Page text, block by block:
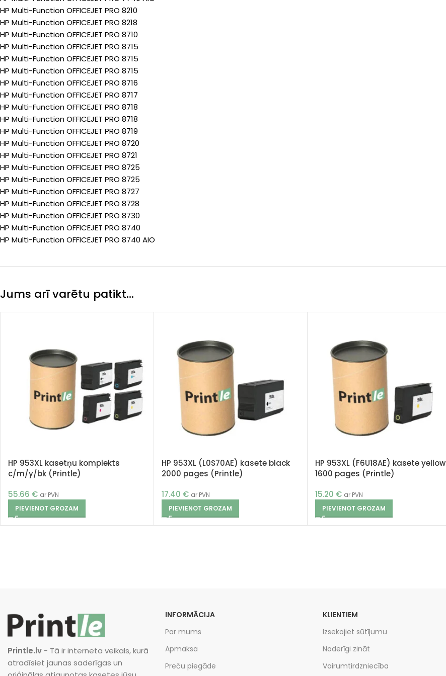
HP Multi-Function OFFICEJET PRO 8210
HP Multi-Function OFFICEJET PRO 8218
HP Multi-Function OFFICEJET PRO 8710
HP Multi-Function OFFICEJET PRO 8715
HP Multi-Function OFFICEJET PRO 8715
HP Multi-Function OFFICEJET PRO 8715
HP Multi-Function OFFICEJET PRO 8716
HP Multi-Function OFFICEJET PRO 8717
HP Multi-Function OFFICEJET PRO 8718
HP Multi-Function OFFICEJET PRO 8718
HP Multi-Function OFFICEJET PRO 8719
HP Multi-Function OFFICEJET PRO 8720
HP Multi-Function OFFICEJET PRO 8721
HP Multi-Function OFFICEJET PRO 8725
HP Multi-Function OFFICEJET PRO 8725
HP Multi-Function OFFICEJET PRO 8727
HP Multi-Function OFFICEJET PRO 8728
HP Multi-Function OFFICEJET PRO 8730
HP Multi-Function OFFICEJET PRO 8740
HP Multi-Function OFFICEJET PRO 8740 AIO
Jums arī varētu patikt…
HP 953XL kasetņu komplekts
c/m/y/bk (Printle)
55.66 € ar PVN
PIEVIENOT GROZAM
HP 953XL (L0S70AE) kasete black
2000 pages (Printle)
17.40 € ar PVN
PIEVIENOT GROZAM
HP 953XL (F6U18AE) kasete yellow
1600 pages (Printle)
15.20 € ar PVN
PIEVIENOT GROZAM
Printle.lv - Tā ir interneta veikals, kurā
atradīsiet jaunas saderīgas un
INFORMĀCIJA
Par mums
Apmaksa
Preču piegāde
KLIENTIEM
Izsekojiet sūtījumu
Noderīgi zināt
Vairumtirdzniecība